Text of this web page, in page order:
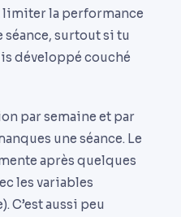
la performance
séance, surtout si tu
développé couché
par semaine et par
une séance. Le
après quelques
les variables
C’est aussi peu